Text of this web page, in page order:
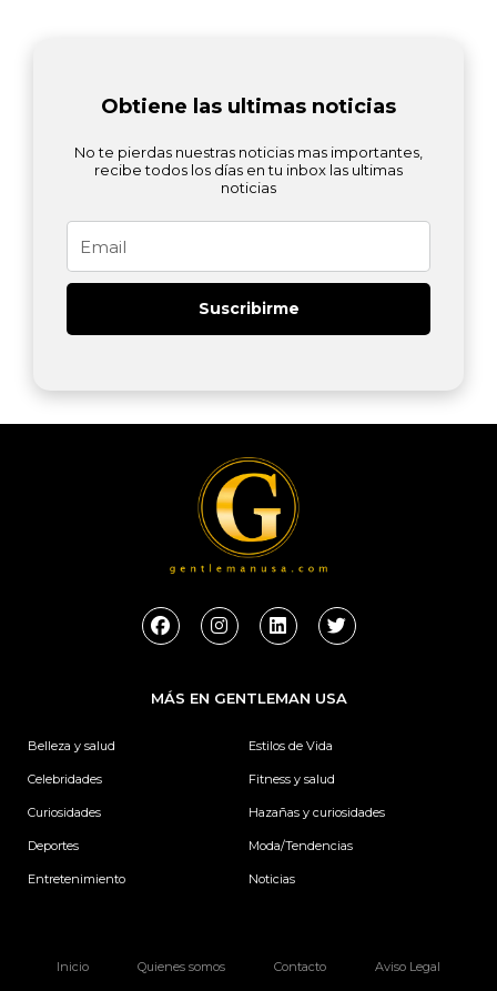
Obtiene las ultimas noticias
No te pierdas nuestras noticias mas importantes,
recibe todos los días en tu inbox las ultimas
noticias
Suscribirme
F
a
c
b
o
I
n
s
a
g
L
i
n
e
d
n
T
w
i
t
e
MÁS EN GENTLEMAN USA
Belleza y salud
Celebridades
Curiosidades
Deportes
Entretenimiento
Estilos de Vida
Fitness y salud
Hazañas y curiosidades
Moda/Tendencias
Noticias
Inicio Quienes somos Contacto Aviso Legal